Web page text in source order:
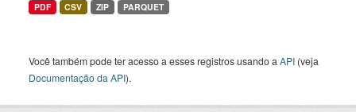
PDF CSV ZIP PARQUET
Você também pode ter acesso a esses registros usando a API (veja
Documentação da API).